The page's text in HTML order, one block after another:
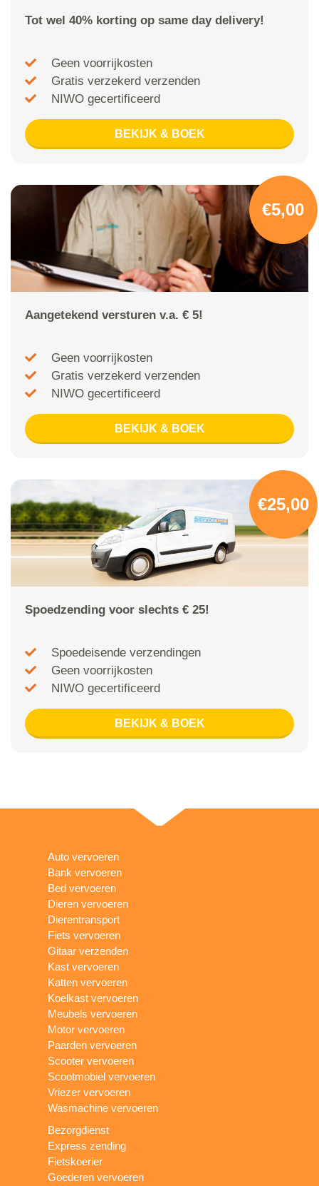
Tot wel 40% korting op same day delivery!
Geen voorrijkosten
Gratis verzekerd verzenden
NIWO gecertificeerd
BEKIJK & BOEK
€5,00
Aangetekend versturen v.a. € 5!
Geen voorrijkosten
Gratis verzekerd verzenden
NIWO gecertificeerd
BEKIJK & BOEK
€25,00
Spoedzending voor slechts € 25!
Spoedeisende verzendingen
Geen voorrijkosten
NIWO gecertificeerd
BEKIJK & BOEK
Auto vervoeren
Bank vervoeren
Bed vervoeren
Dieren vervoeren
Dierentransport
Fiets vervoeren
Gitaar verzenden
Kast vervoeren
Katten vervoeren
Koelkast vervoeren
Meubels vervoeren
Motor vervoeren
Paarden vervoeren
Scooter vervoeren
Scootmobiel vervoeren
Vriezer vervoeren
Wasmachine vervoeren
Bezorgdienst
Express zending
Fietskoerier
Goederen vervoeren